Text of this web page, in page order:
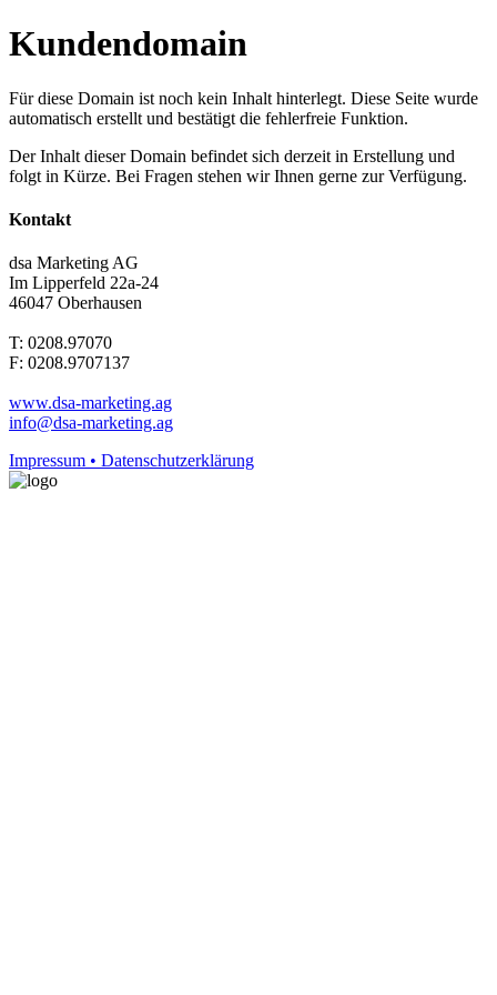
Kundendomain
Für diese Domain ist noch kein Inhalt hinterlegt. Diese Seite wurde
automatisch erstellt und bestätigt die fehlerfreie Funktion.
Der Inhalt dieser Domain befindet sich derzeit in Erstellung und
folgt in Kürze. Bei Fragen stehen wir Ihnen gerne zur Verfügung.
Kontakt
dsa Marketing AG
Im Lipperfeld 22a-24
46047 Oberhausen
T: 0208.97070
F: 0208.9707137
www.dsa-marketing.ag
info@dsa-marketing.ag
Impressum • Datenschutzerklärung